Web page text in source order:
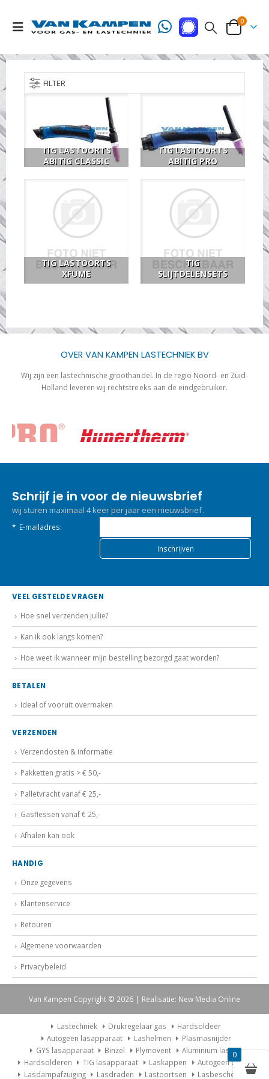
0
FILTER
TIG LASTOORTS
ABITIG CLASSIC
TIG LASTOORTS
ABITIG PRO
TIG LASTOORTS
XFUME
TIG
SLIJTDELENSETS
OVER VAN KAMPEN LASTECHNIEK BV
Wij zijn een lastechnische groothandel. In de regio Noord- en Zuid-
Holland leveren wij rechtstreeks aan de eindgebruiker.
Schrijf je in voor de nieuwsbrief
wij sturen maximaal 4 keer per jaar een nieuwsbrief.
* E-mailadres:
VEEL GESTELDE VRAGEN
Hoe snel verzenden jullie?
Kan ik ook langs komen?
Hoe weet ik wanneer mijn bestelling bezorgd gaat worden?
BETALEN
Ideal of vooruit overmaken
VERZENDEN
Verzendosten & informatie
Pakketten gratis > € 50,-
Palletvracht vanaf € 25,-
Gasflessen vanaf € 25,-
Afhalen kan ook
HANDIG
Onze gegevens
Klantenservice
Retouren
Algemene voorwaarden
Privacybeleid
Van Kampen Copyright © 2026 | Realisatie: New Media Online
Lastechniek Drukregelaar gas
Hardsoldeer
Autogeen lasapparaat
Lashelmen
Plasmasnijder
GYS lasapparaat
Binzel Plymovent
Aluminium lassen
Hardsolderen
TIG lasapparaat Laskappen
Autogeen Lasset
Lasdampafzuiging
Lasdraden Lastoortsen Lasbescherming
0